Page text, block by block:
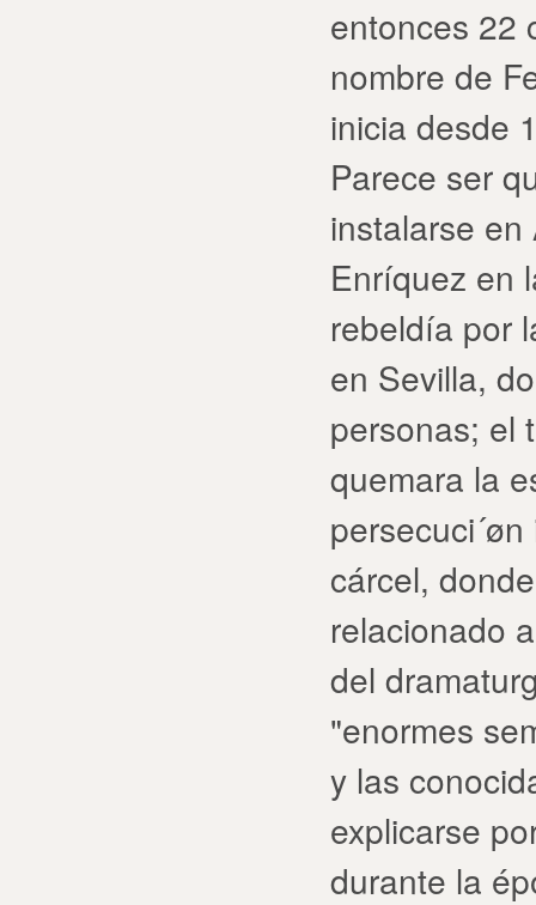
entonces 22
nombre de
inicia desde
Parece ser
instalarse
Enríquez en
rebeldía por
en Sevilla,
personas; el
quemara la
cárcel,
relacionado
del
"enormes
y las
explicarse
durante la